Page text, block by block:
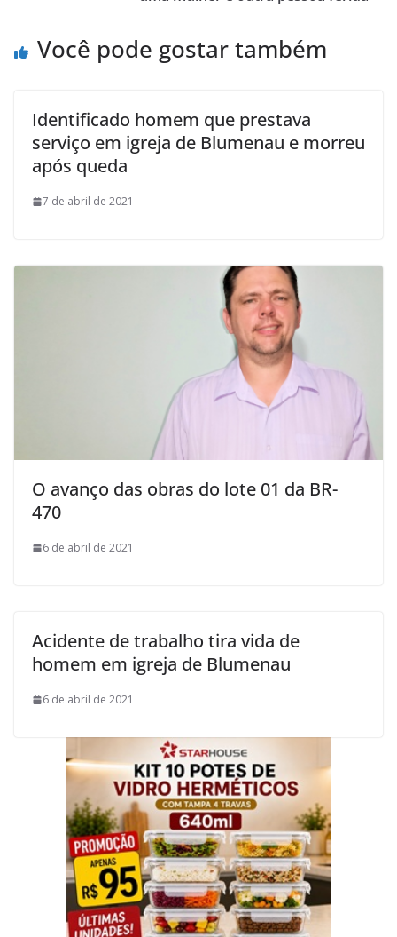
Você pode gostar também
Identificado homem que prestava
serviço em igreja de Blumenau e morreu
após queda
7 de abril de 2021
O avanço das obras do lote 01 da BR-
470
6 de abril de 2021
Acidente de trabalho tira vida de
homem em igreja de Blumenau
6 de abril de 2021